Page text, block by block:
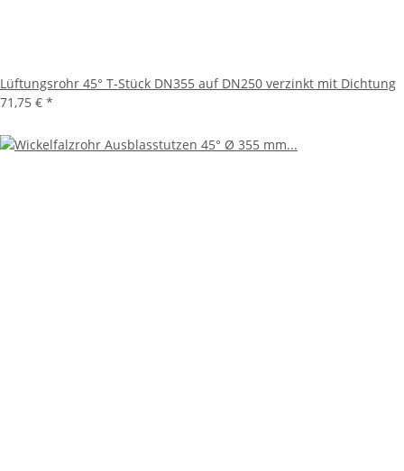
Lüftungsrohr 45° T-Stück DN355 auf DN250 verzinkt mit Dichtung
71,75 € *